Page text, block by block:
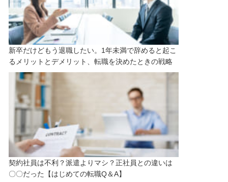
新卒だけどもう退職したい。1年未満で辞めると起こ
るメリットとデメリット、転職を決めたときの戦略
契約社員は不利？派遣よりマシ？正社員との違いは
〇〇だった【はじめての転職Q＆A】